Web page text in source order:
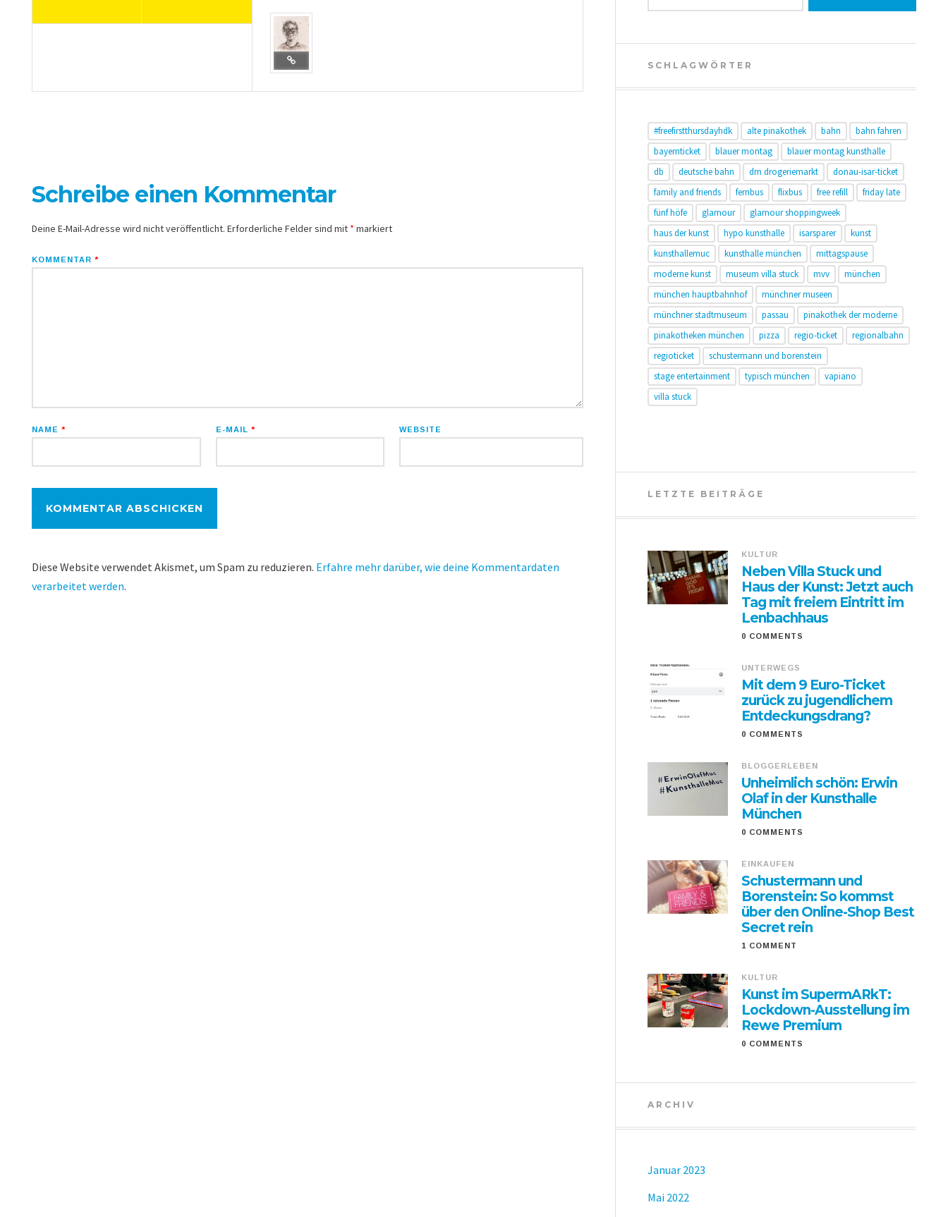
Schreibe einen Kommentar
Deine E-Mail-Adresse wird nicht veröffentlicht. Erforderliche Felder sind mit * markiert
KOMMENTAR *
NAME * E-MAIL * WEBSITE
Diese Website verwendet Akismet, um Spam zu reduzieren. Erfahre mehr darüber, wie deine Kommentardaten
verarbeitet werden.
SCHLAGWÖRTER
#freefirstthursdayhdk alte pinakothek bahn
bahn fahren
bayernticket
blauer montag
blauer montag kunsthalle
db
deutsche bahn dm drogeriemarkt
donau-isar-ticket
family and friends
fernbus flixbus free refill
friday late
fünf höfe
glamour
glamour shoppingweek
haus der kunst
hypo kunsthalle isarsparer
kunst
kunsthallemuc
kunsthalle münchen
mittagspause
moderne kunst
museum villa stuck mvv
münchen
münchen hauptbahnhof
münchner museen
münchner stadtmuseum
passau
pinakothek der moderne
pinakotheken münchen
pizza regio-ticket
regionalbahn
regioticket
schustermann und borenstein
stage entertainment
typisch münchen
vapiano
villa stuck
LETZTE BEITRÄGE
KULTUR
Neben Villa Stuck und
Haus der Kunst: Jetzt auch
Tag mit freiem Eintritt im
Lenbachhaus
0 COMMENTS
UNTERWEGS
Mit dem 9 Euro-Ticket
zurück zu jugendlichem
Entdeckungsdrang?
0 COMMENTS
BLOGGERLEBEN
Unheimlich schön: Erwin
Olaf in der Kunsthalle
München
0 COMMENTS
EINKAUFEN
Schustermann und
Borenstein: So kommst
über den Online-Shop Best
Secret rein
1 COMMENT
KULTUR
Kunst im SupermARkT:
Lockdown-Ausstellung im
Rewe Premium
0 COMMENTS
ARCHIV
Januar 2023
Mai 2022